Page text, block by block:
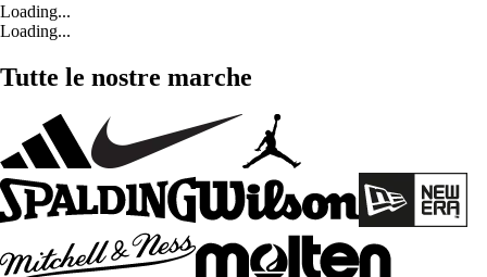
Loading...
Loading...
Tutte le nostre marche